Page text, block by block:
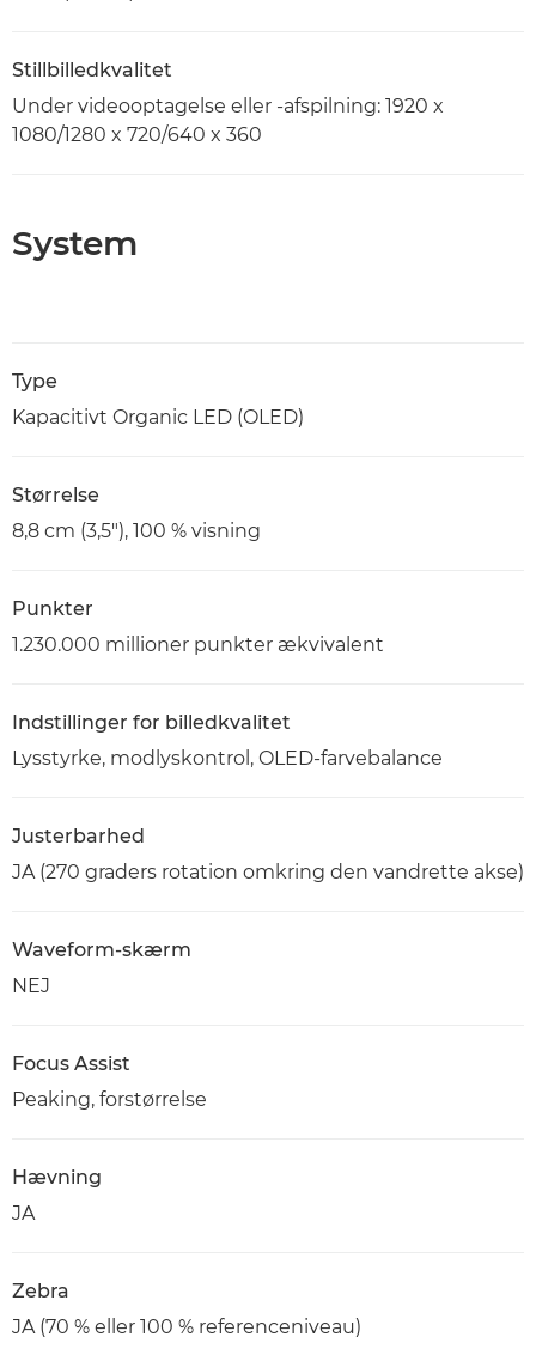
Stillbilledkvalitet
Under videooptagelse eller -afspilning: 1920 x
1080/1280 x 720/640 x 360
System
Type
Kapacitivt Organic LED (OLED)
Størrelse
8,8 cm (3,5"), 100 % visning
Punkter
1.230.000 millioner punkter ækvivalent
Indstillinger for billedkvalitet
Lysstyrke, modlyskontrol, OLED-farvebalance
Justerbarhed
JA (270 graders rotation omkring den vandrette akse)
Waveform-skærm
NEJ
Focus Assist
Peaking, forstørrelse
Hævning
JA
Zebra
JA (70 % eller 100 % referenceniveau)